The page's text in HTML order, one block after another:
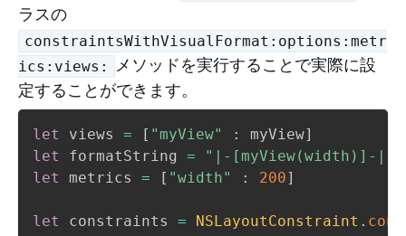
ラスの
constraintsWithVisualFormat:options:metr
ics:views:
メソッドを実行することで実際に設
定することができます。
let views = [ "myView" : myView]
let
formatString =
"|-[myView(width)]-|"
let
metrics = [ "width" : 200]
let constraints = NSLayoutConstraint .